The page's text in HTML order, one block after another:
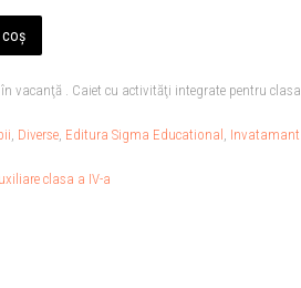
coș
vacanţă . Caiet cu activităţi integrate pentru clasa
Diverse, Editura Sigma Educational Invatamant
clasa a IV-a